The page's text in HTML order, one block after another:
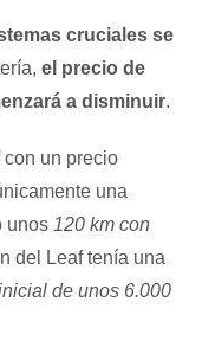
cruciales se
el precio de
a disminuir.
con un precio
una
unos 120 km con
del Leaf tenía una
de unos 6.000